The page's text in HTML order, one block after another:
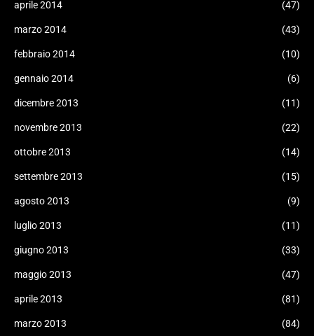
aprile 2014 (47)
marzo 2014 (43)
febbraio 2014 (10)
gennaio 2014 (6)
dicembre 2013 (11)
novembre 2013 (22)
ottobre 2013 (14)
settembre 2013 (15)
agosto 2013 (9)
luglio 2013 (11)
giugno 2013 (33)
maggio 2013 (47)
aprile 2013 (81)
marzo 2013 (84)